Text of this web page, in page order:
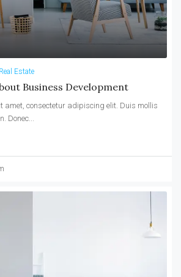
Real Estate
Business Development
amet, consectetur adipiscing elit. Duis mollis
Donec...